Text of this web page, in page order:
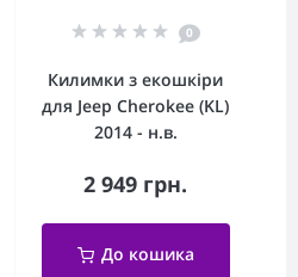
0
Килимки з екошкіри
для Jeep Cherokee (KL)
2014 - н.в.
2 949 грн.
До кошика